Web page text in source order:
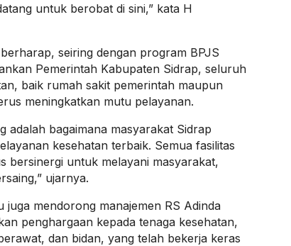
untuk berobat di sini,” kata H
seiring dengan program BPJS
Pemerintah Kabupaten Sidrap, seluruh
baik rumah sakit pemerintah maupun
meningkatkan mutu pelayanan.
adalah bagaimana masyarakat Sidrap
kesehatan terbaik. Semua fasilitas
bersinergi untuk melayani masyarakat,
ujarnya.
juga mendorong manajemen RS Adinda
penghargaan kepada tenaga kesehatan,
dan bidan, yang telah bekerja keras